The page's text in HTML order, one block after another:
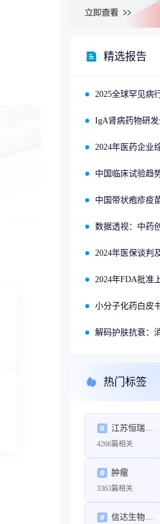
精选报告
2024年医药企业
中国临床试验趋
中国带状疱疹疫
2024年医保谈判
2024年FDA批准
小分子化药白皮
热门标签
江苏恒瑞医药股份有限公司
4266篇相关
肿瘤
3363篇相关
信达生物制药（苏州）有限公司